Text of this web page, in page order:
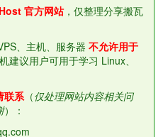
官方网站，仅整理分享搬瓦
、主机、服务器 不允许用于
建议用户可用于学习 Linux、
联系 （仅处理网站内容相关问
）：